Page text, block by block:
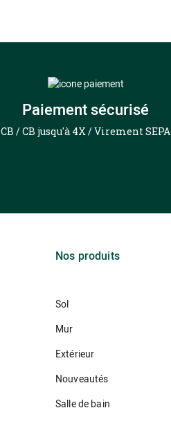
Paiement sécurisé
CB / CB jusqu'à 4X / Virement SEPA
Nos produits
Sol
Mur
Extérieur
Nouveautés
Salle de bain